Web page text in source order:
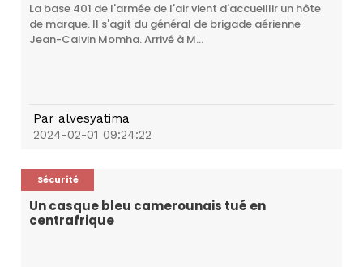
La base 401 de l'armée de l'air vient d'accueillir un hôte
de marque. Il s'agit du général de brigade aérienne
Jean-Calvin Momha. Arrivé à M...
Paralvesyatima
2024-02-01 09:24:22
Sécurité
Un casque bleu camerounais tué en
centrafrique